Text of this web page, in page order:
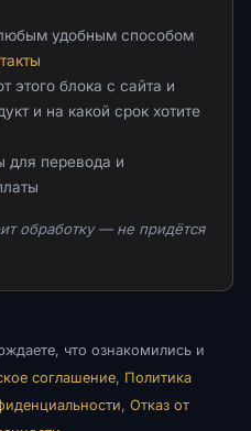
удобным способом
этого блока с сайта и
и на какой срок хотите
для перевода и
обработку — не придётся
что ознакомились и
соглашение, Политика
, Отказ от